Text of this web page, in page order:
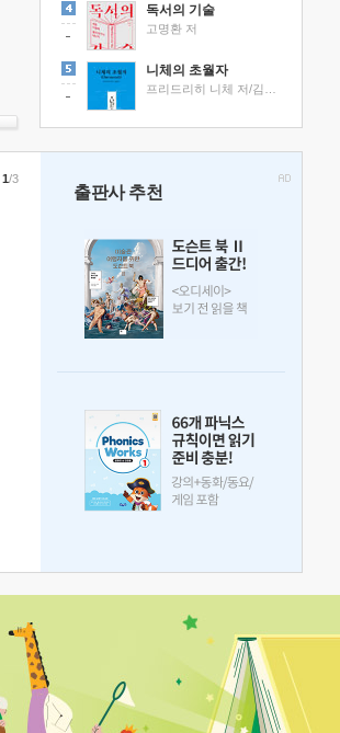
독서의 기술
고명환 저
니체의 초월자
1/3
출판사 추천